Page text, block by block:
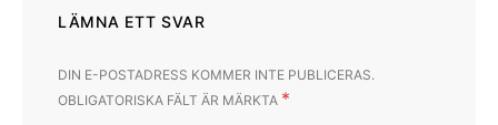
LÄMNA ETT SVAR
DIN E-POSTADRESS KOMMER INTE PUBLICERAS.
OBLIGATORISKA FÄLT ÄR MÄRKTA *